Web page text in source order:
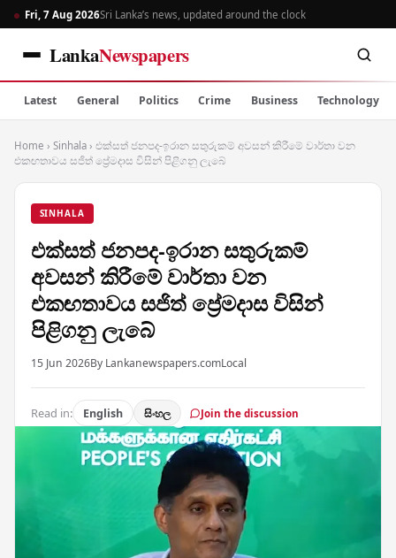
Fri, 7 Aug 2026Sri Lanka’s news, updated around the clock
LankaNewspapers
Latest General Politics Crime Business Technology
Home › Sinhala › එක්සත් ජනපද-ඉරාන සතුරුකම් අවසන් කිරීමේ වාර්තා වන
එකඟතාවය සජිත් ප්‍රේමදාස විසින් පිළිගනු ලැබේ
SINHALA
එක්සත් ජනපද-ඉරාන සතුරුකම්
අවසන් කිරීමේ වාර්තා වන
එකඟතාවය සජිත් ප්‍රේමදාස විසින්
පිළිගනු ලැබේ
15 Jun 2026By Lankanewspapers.comLocal
Read in: English සිංහල Join the discussion